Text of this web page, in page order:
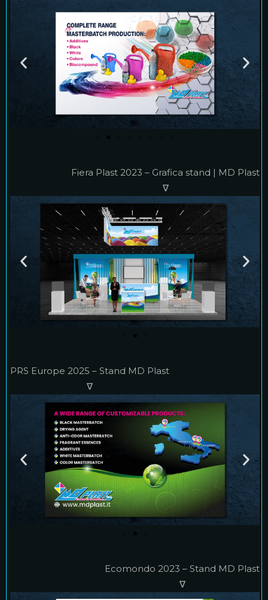
Fiera Plast 2023 – Grafica stand | MD Plast
∇
PRS Europe 2025 – Stand MD Plast
∇
Ecomondo 2023 – Stand MD Plast